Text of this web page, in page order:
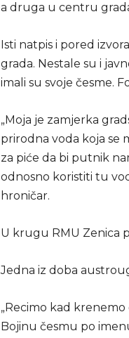
a druga u centru grada
Isti natpis i pored
grada. Nestale su i
imali su svoje česme.
„Moja je zamjerka
prirodna voda koja se
za piće da bi putnik
odnosno koristiti tu
hroničar.
U krugu RMU Zenica
Jedna iz doba
„Recimo kad
Bojinu česmu po